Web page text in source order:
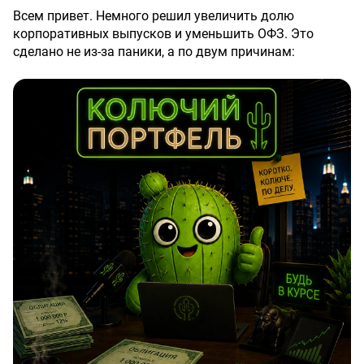
облигации как инструмент диверсификации портфеля.
Акциям пока сложно конкурировать с доходностью
долга из-за высоких ставок и неопределённости.
Как вы считаете, стоит ли сейчас переходить из акций
в облигации или лучше искать отдельные идеи среди
недооценённых бумаг? 💼
Не является индивидуальной инвестиционной
рекомендацией .
Присоединяйтесь к Т-Инвестиции по моей
реферальной
ссылке 🔗и получите в подарок акции
на 2000₽ и один месяц пакетPremium бесплатно.
#аналитика #акции​ ​ #облигации​$SU26238RMFS4
$SU26248RMFS3​$SU26247RMFS5​$IMOEX
Всем привет. Немного решил увеличить долю
корпоративных выпусков и уменьшить ОФЗ. Это
сделано не из-за паники, а по двум причинам:
‎1️⃣ Первая причина — это желание увеличить
ежемесячный приток купонных выплат. 30% ОФЗ,
которые были в портфеле, — это, конечно, хорошо, но
купонный поток, на который я делаю ставку, сильно
снижается.
‎2️⃣ Вторая причина — это довольно хороший рост ОФЗ
в теле. Дальнейшего роста я не ожидаю, так как
многие выпуски подошли к сопротивлению, и я
наблюдаю, как они в него уперлись, а значит,
вероятно, будет откат.
‎Итак, какие сделки я осуществил?
‎6 выпусков ОФЗ было закрыто, это в основном те
выпуски, которые я покупал на просадке. С учетом
купонов я плюс-минус в небольшом плюсе по тому
или иному выпуску или скинул в микроминус, что для